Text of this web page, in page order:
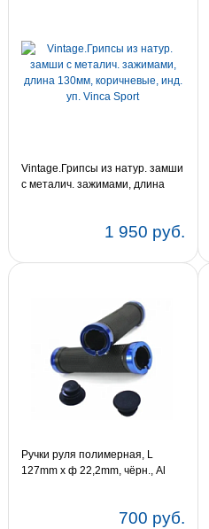
Vintage.Грипсы из натур. замши
с металич. зажимами, длина
1 950 руб.
Ручки руля полимерная, L
127mm x ф 22,2mm, чёрн., Al
700 руб.